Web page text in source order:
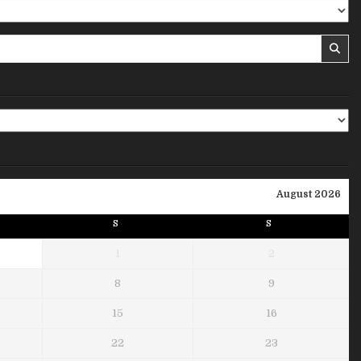
August 2026
S S
1 2
8 9
15 16
22 23